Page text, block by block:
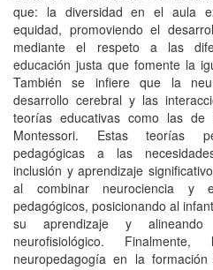
que: la diversidad en el aula
equidad, promoviendo el
mediante el respeto a las
educación justa que fomente la
También se infiere que la
desarrollo cerebral y las
teorías educativas como las de
Montessori. Estas teorías
pedagógicas a las
inclusión y aprendizaje
al combinar neurociencia y
pedagógicos, posicionando al
su aprendizaje y
neurofisiológico.
neuropedagogía en la